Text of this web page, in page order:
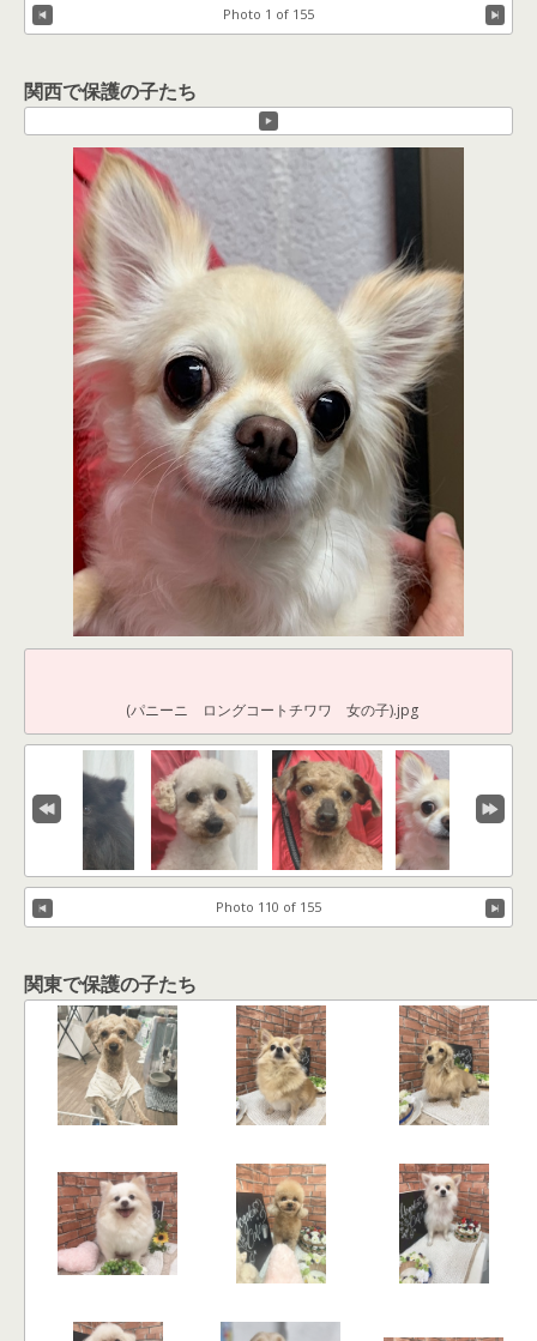
Photo 1 of 155
関西で保護の子たち
(パニーニ ロングコートチワワ 女の子).jpg
Photo 110 of 155
関東で保護の子たち